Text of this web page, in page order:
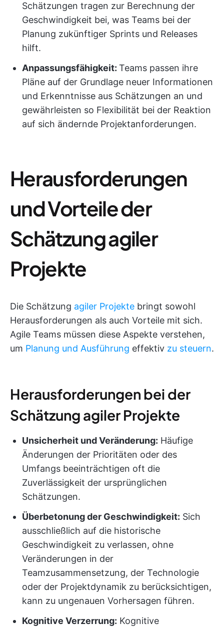
Schätzungen tragen zur Berechnung der
Geschwindigkeit bei, was Teams bei der
Planung zukünftiger Sprints und Releases
hilft.
Anpassungsfähigkeit: Teams passen ihre
Pläne auf der Grundlage neuer Informationen
und Erkenntnisse aus Schätzungen an und
gewährleisten so Flexibilität bei der Reaktion
auf sich ändernde Projektanforderungen.
Herausforderungen
und Vorteile der
Schätzung agiler
Projekte
Die Schätzung agiler Projekte bringt sowohl
Herausforderungen als auch Vorteile mit sich.
Agile Teams müssen diese Aspekte verstehen,
um Planung und Ausführung effektiv zu steuern.
Herausforderungen bei der
Schätzung agiler Projekte
Unsicherheit und Veränderung: Häufige
Änderungen der Prioritäten oder des
Umfangs beeinträchtigen oft die
Zuverlässigkeit der ursprünglichen
Schätzungen.
Überbetonung der Geschwindigkeit: Sich
ausschließlich auf die historische
Geschwindigkeit zu verlassen, ohne
Veränderungen in der
Teamzusammensetzung, der Technologie
oder der Projektdynamik zu berücksichtigen,
kann zu ungenauen Vorhersagen führen.
Kognitive Verzerrung: Kognitive